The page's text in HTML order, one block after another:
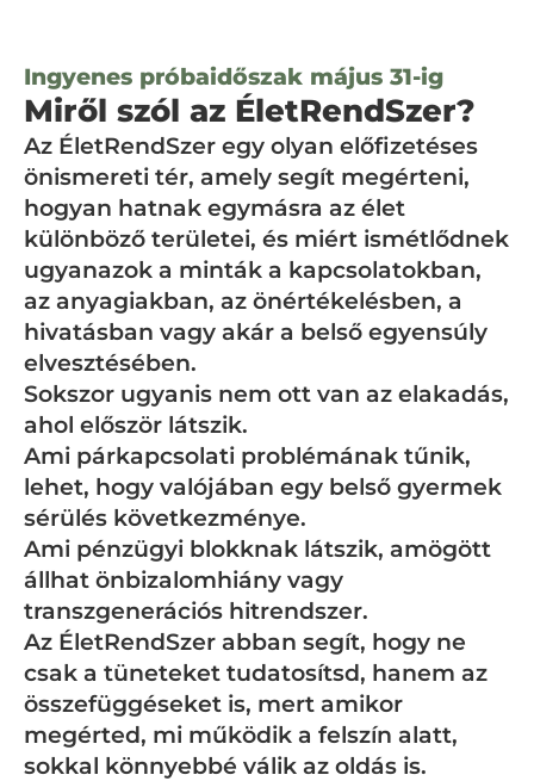
Ingyenes próbaidőszak május 31-ig
Miről szól az ÉletRendSzer?
Az ÉletRendSzer egy olyan előfizetéses
önismereti tér, amely segít megérteni,
hogyan hatnak egymásra az élet
különböző területei, és miért ismétlődnek
ugyanazok a minták a kapcsolatokban,
az anyagiakban, az önértékelésben, a
hivatásban vagy akár a belső egyensúly
elvesztésében.
Sokszor ugyanis nem ott van az elakadás,
ahol először látszik.
Ami párkapcsolati problémának tűnik,
lehet, hogy valójában egy belső gyermek
sérülés következménye.
Ami pénzügyi blokknak látszik, amögött
állhat önbizalomhiány vagy
transzgenerációs hitrendszer.
Az ÉletRendSzer abban segít, hogy ne
csak a tüneteket tudatosítsd, hanem az
összefüggéseket is, mert amikor
megérted, mi működik a felszín alatt,
sokkal könnyebbé válik az oldás is.